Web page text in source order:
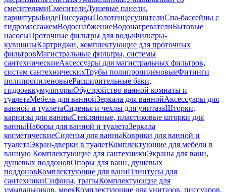
смесителямиСмесителиДушевые панели,
гарнитурыБидеПиссуарыПолотенцесушителиСпа-бассейны с
гидромассажемВодоснабжениеВодонагревателиБытовые
насосыПроточные фильтры для водыФильтры-
кувшиныКартриджи, комплектующие для проточных
фильтровМагистральные фильтры, системы
сантехническиеАксессуары для магистральных фильтров,
систем сантехническихТрубы полипропиленовыеФитинги
полипропиленовыеРасширительные баки,
гидроаккумуляторыОбустройство ванной комнаты и
туалетаМебель для ваннойЗеркала для ваннойАксессуары для
ванной и туалетаСиденья и чехлы для унитазаШторки,
карнизы для ванныСтеклянные, пластиковые шторки для
ванныНаборы для ванной и туалетаЗеркала
косметическиеСиденья для ванныКоврики для ванной и
туалетаЭкран-дверки в туалетКомплектующие для мебели в
ванную Комплектующие для сантехникиЭкраны для ванн,
душевых поддоновОпоры для ванн, душевых
поддоновКомплектующие для ваннПлинтусы для
сантехникиСифоны, трапыКомплектующие для
умывальников, моекКомплектующие для унитазов, писсуаров,